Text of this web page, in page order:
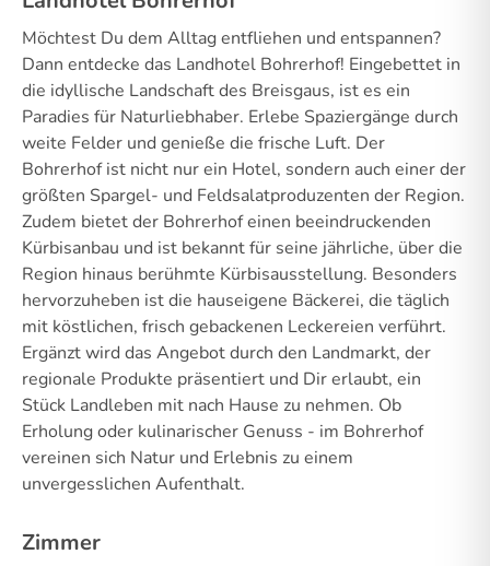
Möchtest Du dem Alltag entfliehen und entspannen?
Dann entdecke das Landhotel Bohrerhof! Eingebettet in
die idyllische Landschaft des Breisgaus, ist es ein
Paradies für Naturliebhaber. Erlebe Spaziergänge durch
weite Felder und genieße die frische Luft. Der
Bohrerhof ist nicht nur ein Hotel, sondern auch einer der
größten Spargel- und Feldsalatproduzenten der Region.
Zudem bietet der Bohrerhof einen beeindruckenden
Kürbisanbau und ist bekannt für seine jährliche, über die
Region hinaus berühmte Kürbisausstellung. Besonders
hervorzuheben ist die hauseigene Bäckerei, die täglich
mit köstlichen, frisch gebackenen Leckereien verführt.
Ergänzt wird das Angebot durch den Landmarkt, der
regionale Produkte präsentiert und Dir erlaubt, ein
Stück Landleben mit nach Hause zu nehmen. Ob
Erholung oder kulinarischer Genuss - im Bohrerhof
vereinen sich Natur und Erlebnis zu einem
unvergesslichen Aufenthalt.
Zimmer